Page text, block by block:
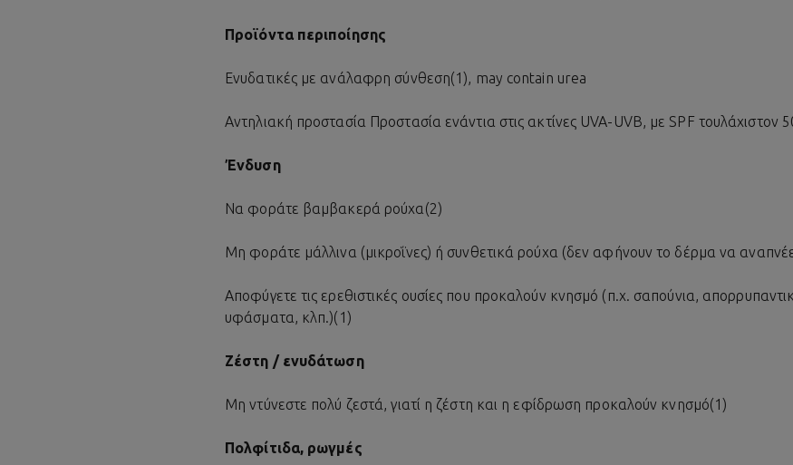
Προϊόντα περιποίησης
Ενυδατικές με ανάλαφρη σύνθεση(1), may contain urea
Αντηλιακή προστασία Προστασία ενάντια στις ακτίνες UVA-UVB, με SPF τουλάχιστον
Ένδυση
Να φοράτε βαμβακερά ρούχα(2)
Μη φοράτε μάλλινα (μικροΐνες) ή συνθετικά ρούχα (δεν αφήνουν το δέρμα να
Αποφύγετε τις ερεθιστικές ουσίες που προκαλούν κνησμό (π.χ. σαπούνια,
υφάσματα, κλπ.)(1)
Ζέστη / ενυδάτωση
Μη ντύνεστε πολύ ζεστά, γιατί η ζέστη και η εφίδρωση προκαλούν κνησμό(1)
Πολφίτιδα, ρωγμές